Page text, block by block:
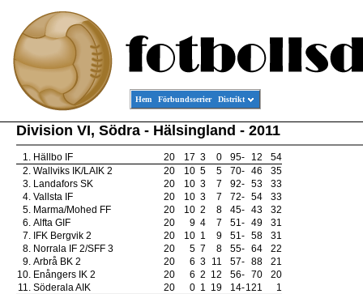
Hem Förbundsserier Distrikt
Division VI, Södra - Hälsingland - 2011
1. Hällbo IF 20 17 3 0 95- 12
54
2. Wallviks IK/LAIK 2 20 10 5 5 70- 46
35
3. Landafors SK 20 10 3 7 92- 53
33
4. Vallsta IF 20 10 3 7 72- 54
33
5. Marma/Mohed FF 20 10 2 8 45- 43
32
6. Alfta GIF 20 9 4 7 51- 49
31
7. IFK Bergvik 2 20 10 1 9 51- 58
31
8. Norrala IF 2/SFF 3 20 5 7 8 55- 64
22
9. Arbrå BK 2 20 6 3 11 57- 88
21
10. Enångers IK 2 20 6 2 12 56- 70
20
11. Söderala AIK 20 0 1 19 14-121
1